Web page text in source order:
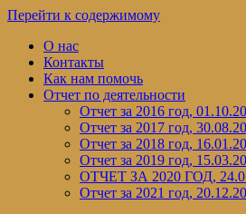
Перейти к содержимому
О нас
Контакты
Как нам помочь
Отчет по деятельности
Отчет за 2016 год,
Отчет за 2017 год,
Отчет за 2018 год,
Отчет за 2019 год,
ОТЧЕТ ЗА 2020 ГОД,
Отчет за 2021 год,